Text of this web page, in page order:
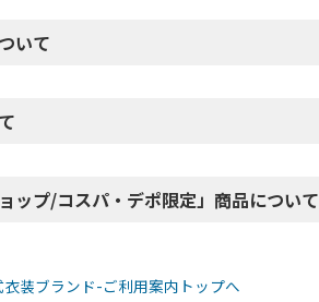
いて
ップ/コスパ・デポ限定」商品について
装ブランド-ご利用案内トップへ